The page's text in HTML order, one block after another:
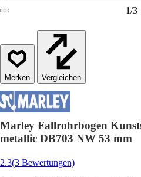
1/3
Vergleichen
Marley Fallrohrbogen
metallic DB703 NW 53 mm
2.3(3 Bewertungen)